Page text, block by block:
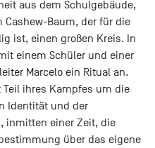
aus dem Schulgebäude,
Baum, der für die
ist, einen großen Kreis. In
einem Schüler und einer
Marcelo ein Ritual an.
ihres Kampfes um die
Identität und der
inmitten einer Zeit, die
über das eigene